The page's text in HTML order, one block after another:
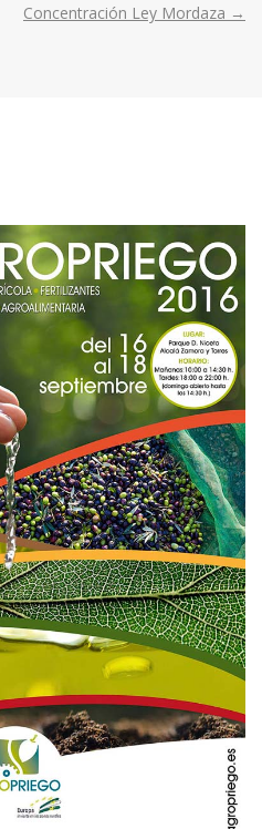
Concentración Ley Mordaza →